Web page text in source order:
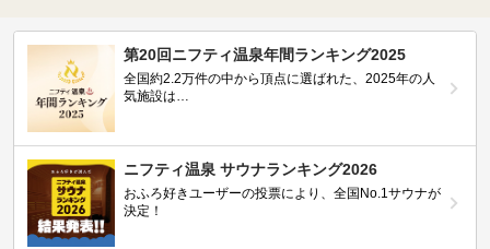
第20回ニフティ温泉年間ランキング2025
全国約2.2万件の中から頂点に選ばれた、2025年の人
気施設は…
ニフティ温泉 サウナランキング2026
おふろ好きユーザーの投票により、全国No.1サウナが
決定！